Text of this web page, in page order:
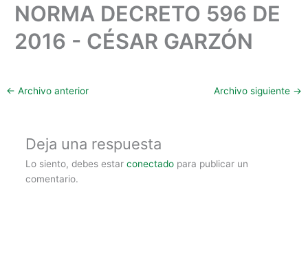
NORMA DECRETO 596 DE
2016 - CÉSAR GARZÓN
← Archivo anterior Archivo siguiente →
Deja una respuesta
Lo siento, debes estar conectadopara publicar un
comentario.